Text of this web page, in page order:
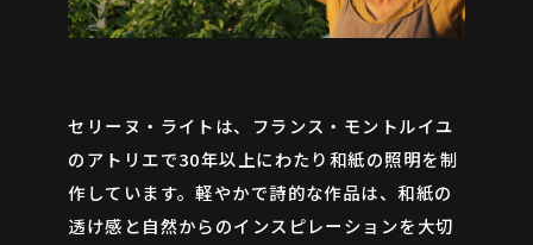
セリーヌ・ライトは、フランス・モントルイユ
のアトリエで30年以上にわたり和紙の照明を制
作しています。軽やかで詩的な作品は、和紙の
透け感と自然からのインスピレーションを大切